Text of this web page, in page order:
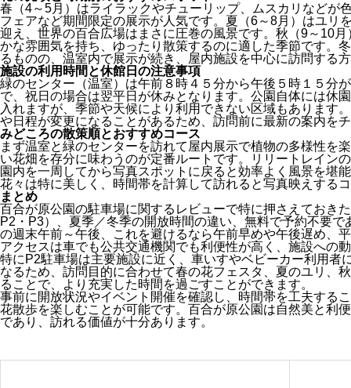
春（4～5月）はライラックやチューリップ、ムスカリなどが
フェアなど期間限定の展示が人気です。夏（6～8月）はユリ
迎え、世界の百合広場はまさに圧巻の風景です。秋（9～10
かな雰囲気を持ち、ゆったり散策するのに適した季節です。
るものの、温室内で展示が続き、屋内施設を中心に訪問する
施設の利用時間と休館日の注意事項
緑のセンター（温室）は午前８時４５分から午後５時１５分
で、祝日の場合は翌平日が休みとなります。公園自体には休
入れますが、季節や天候により利用できない区域もあります
や日程が変更になることがあるため、訪問前に最新の案内を
みどころの散策順とおすすめコース
まず温室と緑のセンターを訪れて屋内展示で植物の多様性を
い花畑を存分に味わうのが定番ルートです。リリートレイン
園内を一周してから写真スポットに戻ると効率よく風景を堪
花々は特に美しく、時間帯を計算して訪れると写真映えする
まとめ
百合が原公園の駐車場に関するレビューで特に押さえておき
P2・P3）、夏季／冬季の開放時間の違い、無料で予約不要
の週末午前～午後、これを避けるなら午前早めや午後遅め、
アクセスは車でも公共交通機関でも利便性が高く、施設への
特にP2駐車場は主要施設に近く、車いすやベビーカー利用者
なるため、訪問目的に合わせて春の花フェスタ、夏のユリ、
ることで、より充実した時間を過ごすことができます。
事前に開放状況やイベント開催を確認し、時間帯を工夫する
花散歩を楽しむことが可能です。百合が原公園は自然美と利
であり、訪れる価値が十分あります。